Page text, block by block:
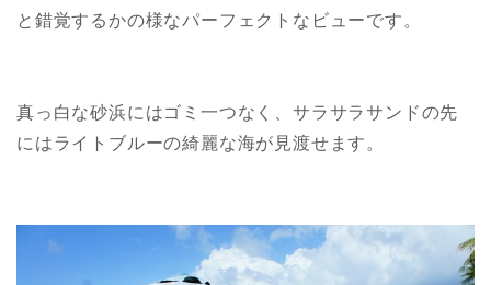
と錯覚するかの様なパーフェクトなビューです。
真っ白な砂浜にはゴミ一つなく、サラサラサンドの先
にはライトブルーの綺麗な海が見渡せます。